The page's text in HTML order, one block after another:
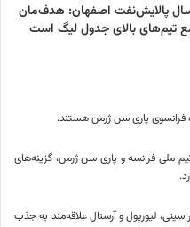
پالایش‌نفت اصفهان: هدف‌مان
تیم‌های بالای جدول لیگ است
فرانسوی پاری سن ژرمن هستند.
ملی فرانسه و پاری سن ژرمن، گزینه‌های
لیورپول و آرسنال علاقه‌مند به جذب